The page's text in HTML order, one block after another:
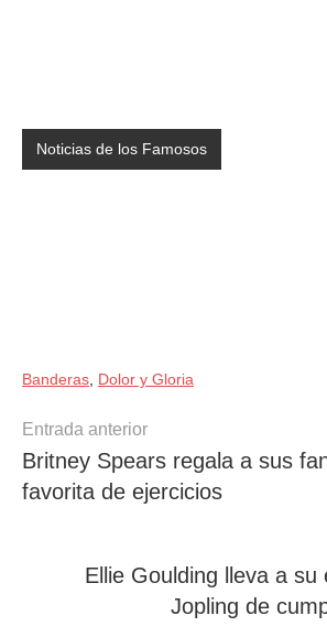
Noticias de los Famosos
Banderas Dolor y Gloria
Navegación
de
entradas
Entrada anterior
Britney Spears regala a sus
favorita de ejercicios
Ellie Goulding lleva a su
Jopling de